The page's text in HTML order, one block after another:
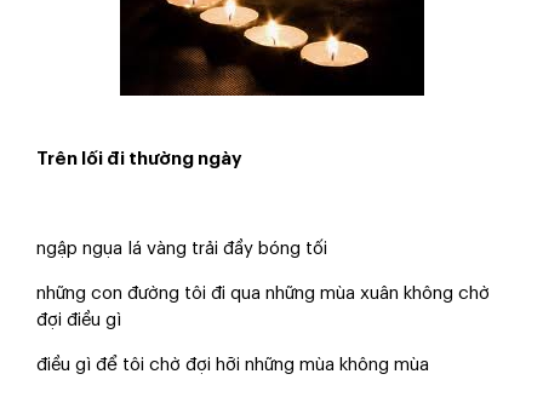
Trên lối đi thường ngày
ngập ngụa lá vàng trải đầy bóng tối
những con đường tôi đi qua những mùa xuân không chờ
đợi điều gì
điều gì để tôi chờ đợi hỡi những mùa không mùa